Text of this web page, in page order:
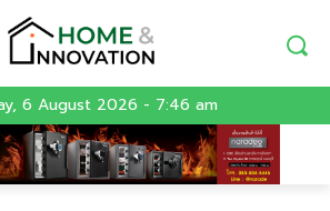
6 August 2026 - 7:46 am